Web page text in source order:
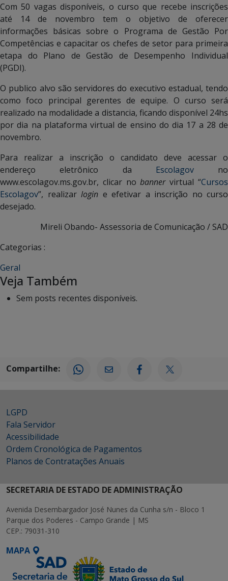
Com 50 vagas disponíveis, o curso que recebe inscrições
até 14 de novembro tem o objetivo de oferecer
informações básicas sobre o Programa de Gestão Por
Competências e capacitar os chefes de setor para primeira
etapa do Plano de Gestão de Desempenho Individual
(PGDI).
O publico alvo são servidores do executivo estadual, tendo
como foco principal gerentes de equipe. O curso será
realizado na modalidade a distancia, ficando disponível 24hs
por dia na plataforma virtual de ensino do dia 17 a 28 de
novembro.
Para realizar a inscrição o candidato deve acessar o
endereço eletrônico da Escolagovno
www.escolagov.ms.gov.br, clicar nobannervirtual “Cursos
Escolagov”, realizar login e efetivar a inscrição no curso
desejado.
Mireli Obando- Assessoria de Comunicação / SAD
Categorias :
Geral
Veja Também
Sem posts recentes disponíveis.
Compartilhe:
LGPD
Fala Servidor
Acessibilidade
Ordem Cronológica de Pagamentos
Planos de Contratações Anuais
SECRETARIA DE ESTADO DE ADMINISTRAÇÃO
Avenida Desembargador José Nunes da Cunha s/n - Bloco 1
Parque dos Poderes - Campo Grande | MS
CEP.: 79031-310
MAPA